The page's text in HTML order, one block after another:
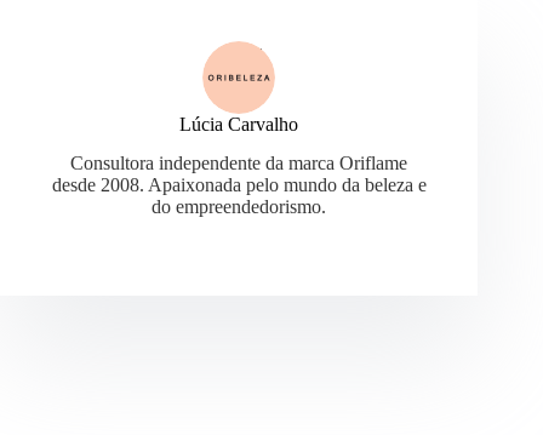
Lúcia Carvalho
Consultora independente da marca Oriflame
desde 2008. Apaixonada pelo mundo da beleza e
do empreendedorismo.